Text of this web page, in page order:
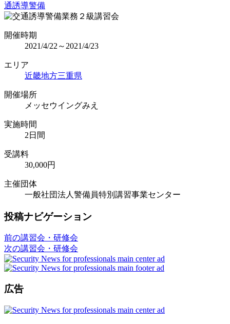
通誘導警備
開催時期
2021/4/22～2021/4/23
エリア
近畿地方三重県
開催場所
メッセウイングみえ
実施時間
2日間
受講料
30,000円
主催団体
一般社団法人警備員特別講習事業センター
投稿ナビゲーション
前の講習会・研修会
次の講習会・研修会
広告